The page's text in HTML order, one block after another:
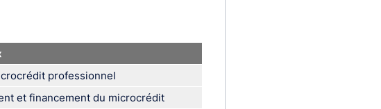
professionnel
et financement du microcrédit